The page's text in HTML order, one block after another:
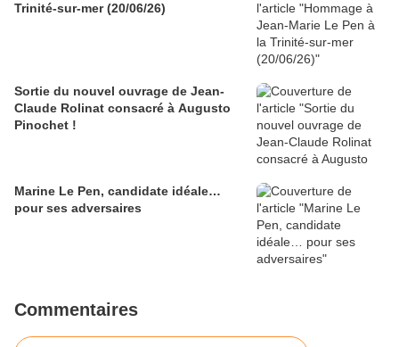
Trinité-sur-mer (20/06/26)
Sortie du nouvel ouvrage de Jean-
Claude Rolinat consacré à Augusto
Pinochet !
Marine Le Pen, candidate idéale…
pour ses adversaires
Commentaires